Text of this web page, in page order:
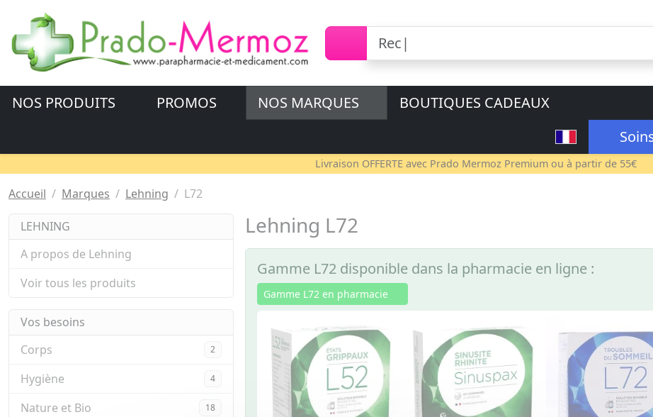
NOS PRODUITS PROMOS NOS MARQUES
BOUTIQUES CADEAUX
Livraison OFFERTE avec Prado Mermoz Premium ou à partir de 55€
Accueil Marques Lehning L72
LEHNING
A propos de Lehning
Voir tous les produits
Vos besoins
Corps
2
Hygiène 4
Nature et Bio 18
Lehning L72
Gamme L72 disponible dans la pharmacie en ligne :
Gamme L72 en pharmacie